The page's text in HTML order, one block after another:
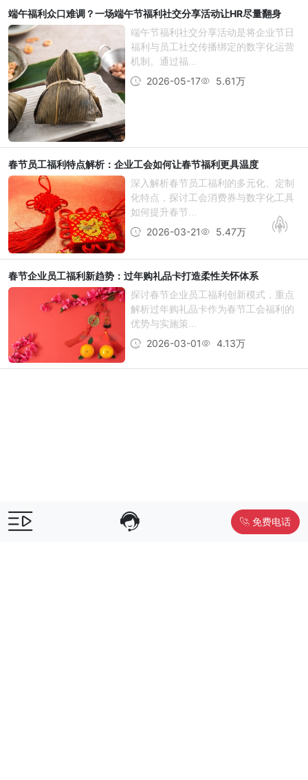
端午福利众口难调？一场端午节福利社交分享活动让HR尽量翻身
端午节福利社交分享活动是将企业节日
福利与员工社交传播绑定的数字化运营
机制。通过福...
2026-05-17
5.61万
春节员工福利特点解析：企业工会如何让春节福利更具温度
深入解析春节员工福利的多元化、定制
化特点，探讨工会消费券与数字化工具
如何提升春节...
2026-03-21
5.47万
春节企业员工福利新趋势：过年购礼品卡打造柔性关怀体系
探讨春节企业员工福利创新模式，重点
解析过年购礼品卡作为春节工会福利的
优势与实施策...
2026-03-01
4.13万
免费电话